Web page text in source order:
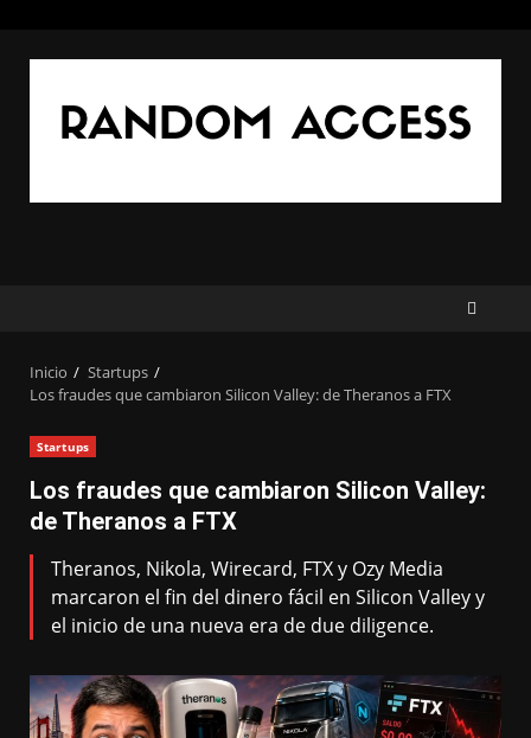
contenido
Inicio
Startups
Los fraudes que cambiaron Silicon Valley: de Theranos a FTX
Startups
Los fraudes que cambiaron Silicon Valley:
de Theranos a FTX
Theranos, Nikola, Wirecard, FTX y Ozy Media
marcaron el fin del dinero fácil en Silicon Valley y
el inicio de una nueva era de due diligence.